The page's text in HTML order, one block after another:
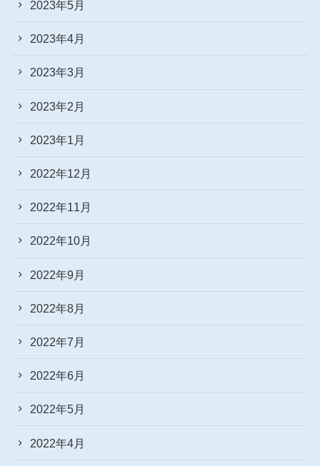
2023年5月
2023年4月
2023年3月
2023年2月
2023年1月
2022年12月
2022年11月
2022年10月
2022年9月
2022年8月
2022年7月
2022年6月
2022年5月
2022年4月